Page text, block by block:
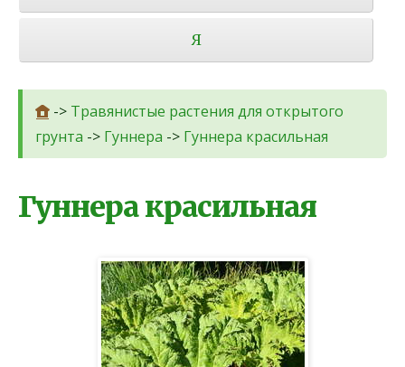
Я
-> Травянистые растения для открытого
грунта -> Гуннера -> Гуннера красильная
Гуннера красильная